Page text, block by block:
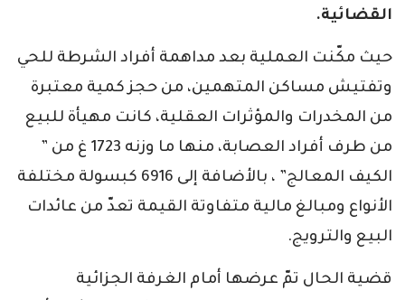
القضائية.
حيث مكّنت العملية بعد مداهمة أفراد الشرطة للحي
وتفتيش مساكن المتهمين، من حجز كمية معتبرة
من المخدرات والمؤثرات العقلية، كانت مهيأة للبيع
من طرف أفراد العصابة، منها ما وزنه 1723 غ من ”
الكيف المعالج” ، بالأضافة إلى 6916 كبسولة مختلفة
الأنواع ومبالغ مالية متفاوتة القيمة تعدّ من عائدات
البيع والترويج.
قضية الحال تمّ عرضها أمام الغرفة الجزائية